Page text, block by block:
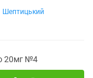
Шептицький
20мг №4